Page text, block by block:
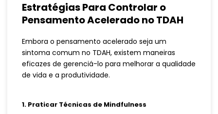
Estratégias Para Controlar o
Pensamento Acelerado no TDAH
Embora o pensamento acelerado seja um
sintoma comum no TDAH, existem maneiras
eficazes de gerenciá-lo para melhorar a qualidade
de vida e a produtividade.
1. Praticar Técnicas de Mindfulness